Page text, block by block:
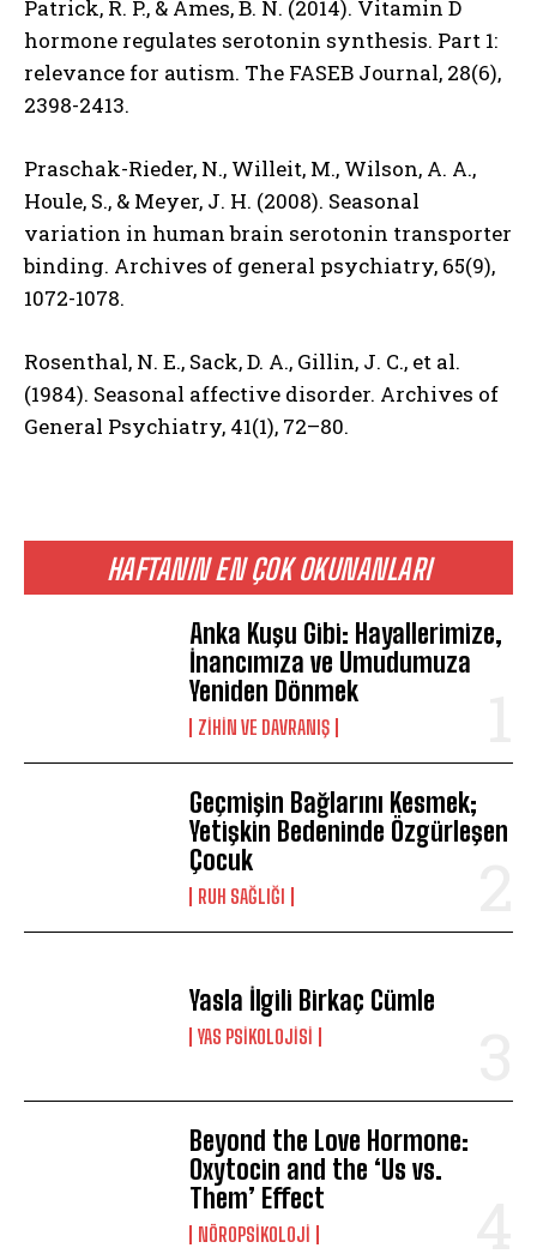
HAFTANIN EN ÇOK OKUNANLARI
Anka Kuşu Gibi: Hayallerimize,
İnancımıza ve Umudumuza
Yeniden Dönmek
⁠ZIHIN VE DAVRANIŞ
Geçmişin Bağlarını Kesmek;
Yetişkin Bedeninde Özgürleşen
Çocuk
⁠RUH SAĞLIĞI
Yasla İlgili Birkaç Cümle
YAS PSIKOLOJISI
Beyond the Love Hormone:
Oxytocin and the ‘Us vs.
Them’ Effect
NÖROPSIKOLOJI
Patrick, R. P., & Ames, B. N. (2014). Vitamin D
hormone regulates serotonin synthesis. Part 1:
relevance for autism. The FASEB Journal, 28(6),
2398-2413.
Praschak-Rieder, N., Willeit, M., Wilson, A. A.,
Houle, S., & Meyer, J. H. (2008). Seasonal
variation in human brain serotonin transporter
binding. Archives of general psychiatry, 65(9),
1072-1078.
Rosenthal, N. E., Sack, D. A., Gillin, J. C., et al.
(1984). Seasonal affective disorder. Archives of
General Psychiatry, 41(1), 72–80.